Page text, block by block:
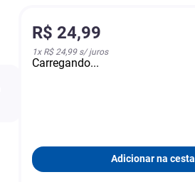
R$ 24,99
1x R$ 24,99s/ juros
Carregando...
Adicionar na cesta